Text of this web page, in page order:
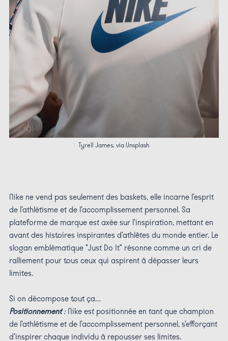
Tyrell James, via Unsplash
Nike ne vend pas seulement des baskets, elle incarne l'esprit
de l'athlétisme et de l'accomplissement personnel. Sa
plateforme de marque est axée sur l'inspiration, mettant en
avant des histoires inspirantes d'athlètes du monde entier. Le
slogan emblématique "Just Do It" résonne comme un cri de
ralliement pour tous ceux qui aspirent à dépasser leurs
limites.
Si on décompose tout ça…
Positionnement:Nike est positionnée en tant que champion
de l'athlétisme et de l'accomplissement personnel, s'efforçant
d'inspirer chaque individu à repousser ses limites.